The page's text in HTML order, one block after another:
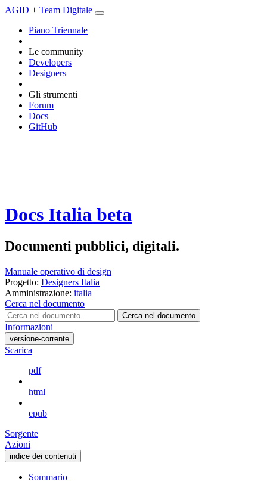
AGID + Team Digitale
Piano Triennale
Le community
Developers
Designers
Gli strumenti
Forum
Docs
GitHub
Docs Italia beta
Documenti pubblici, digitali.
Manuale operativo di design
Progetto: Designers Italia
Amministrazione: italia
Cerca nel documento
Cerca nel documento
Informazioni
versione-corrente
Scarica
pdf
html
epub
Sorgente
Azioni
indice dei contenuti
Sommario